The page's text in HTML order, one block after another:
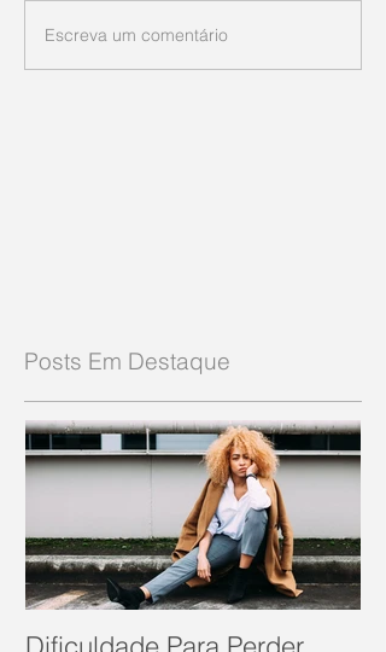
Escreva um comentário
Posts Em Destaque